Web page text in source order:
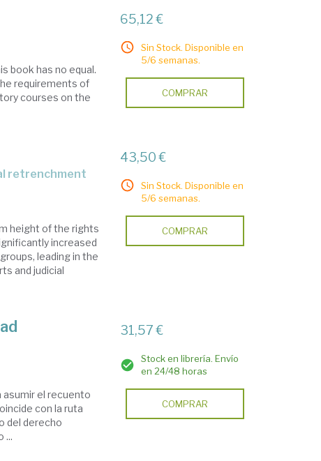
book has no equal.
requirements of
courses on the
65,12 €
Sin Stock. Disponible en
5/6 semanas.
COMPRAR
retrenchment
height of the rights
increased
leading in the
and judicial
43,50 €
Sin Stock. Disponible en
5/6 semanas.
COMPRAR
asumir el recuento
con la ruta
del derecho
...
31,57 €
Stock en librería. Envío
en 24/48 horas
COMPRAR